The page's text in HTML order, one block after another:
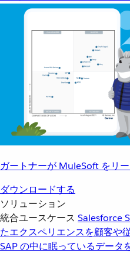
ガートナーが MuleSoft をリ
ダウンロードする
ソリューション
統合ユースケース Salesforce
たエクスペリエンスを顧客や
SAP の中に眠っているデータ